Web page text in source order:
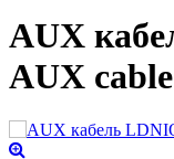
AUX
AUX cable